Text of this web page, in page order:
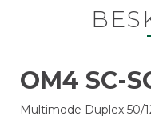
OM4 SC-
Multimode Duplex